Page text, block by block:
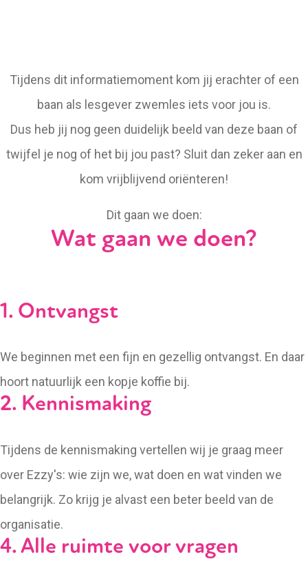
Tijdens dit informatiemoment kom jij erachter of een
baan als lesgever zwemles iets voor jou is.
Dus heb jij nog geen duidelijk beeld van deze baan of
twijfel je nog of het bij jou past? Sluit dan zeker aan en
kom vrijblijvend oriënteren!
Dit gaan we doen:
Wat gaan we doen?
1. Ontvangst
We beginnen met een fijn en gezellig ontvangst. En daar
hoort natuurlijk een kopje koffie bij.
2. Kennismaking
Tijdens de kennismaking vertellen wij je graag meer
over Ezzy's: wie zijn we, wat doen en wat vinden we
belangrijk. Zo krijg je alvast een beter beeld van de
organisatie.
4. Alle ruimte voor vragen